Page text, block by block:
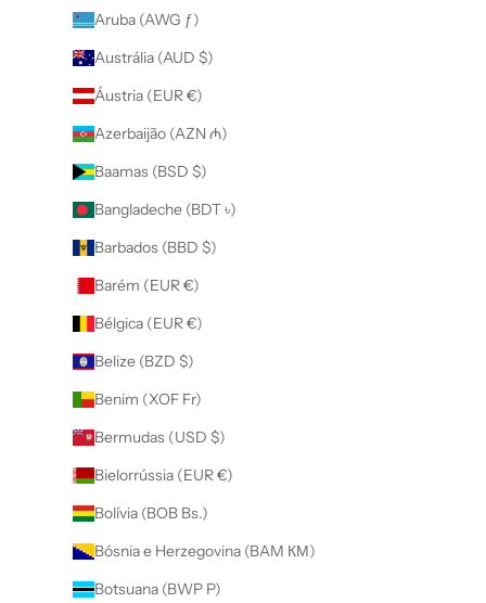
Aruba (AWG ƒ)
Austrália (AUD $)
Áustria (EUR €)
Azerbaijão (AZN ₼)
Baamas (BSD $)
Bangladeche (BDT ৳)
Barbados (BBD $)
Barém (EUR €)
Bélgica (EUR €)
Belize (BZD $)
Benim (XOF Fr)
Bermudas (USD $)
Bielorrússia (EUR €)
Bolívia (BOB Bs.)
Bósnia e Herzegovina (BAM КМ)
Botsuana (BWP P)